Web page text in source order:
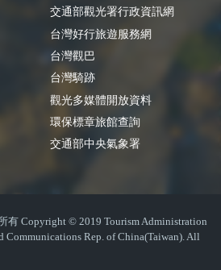
交通部觀光署行政資訊網
台灣好行旅遊服務網
台灣觀巴
台灣騎跡
觀光多媒體開放資料
環保標章旅館查詢
交通部中央氣象署
有 Copyright © 2019 Tourism Administration
Rep. of China(Taiwan). All